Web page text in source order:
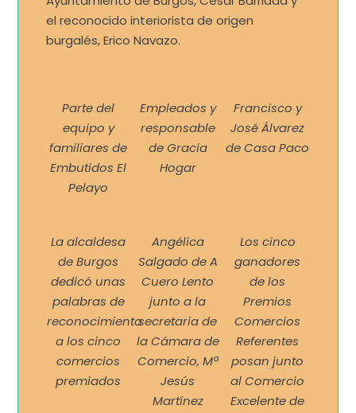
el reconocido interiorista de origen
burgalés, Erico Navazo.
Parte del
equipo y
familiares de
Embutidos El
Pelayo
Empleados y
responsable
de Gracia
Hogar
Francisco y
José Álvarez
de Casa Paco
La alcaldesa
de Burgos
dedicó unas
palabras de
reconocimiento
a los cinco
comercios
premiados
Angélica
Salgado de A
Cuero Lento
junto a la
secretaria de
la Cámara de
Comercio, Mª
Jesús
Martínez
Los cinco
ganadores
de los
Premios
Comercios
Referentes
posan junto
al Comercio
Excelente de